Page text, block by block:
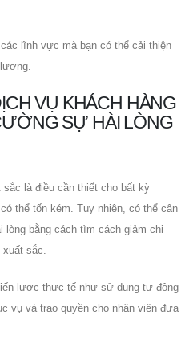
lĩnh vực mà bạn có thể cải thiện
VỤ KHÁCH HÀNG
SỰ HÀI LÒNG
là điều cần thiết cho bất kỳ
thể tốn kém. Tuy nhiên, có thể cân
lòng bằng cách tìm cách giảm chi
sắc.
lược thực tế như sử dụng tự động
vụ và trao quyền cho nhân viên đưa